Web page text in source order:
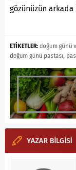
gözünüzün
ETİKETLER: doğum günü
doğum günü pastası,
YAZAR BİLGİSİ